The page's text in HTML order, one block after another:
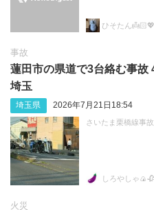
ひそたん
事故
蓮田市の県道で3台絡む事故
埼玉
埼玉県 2026年7月21日18:54
さいたま栗橋線事
しろやしゃ🍙🥀
火災